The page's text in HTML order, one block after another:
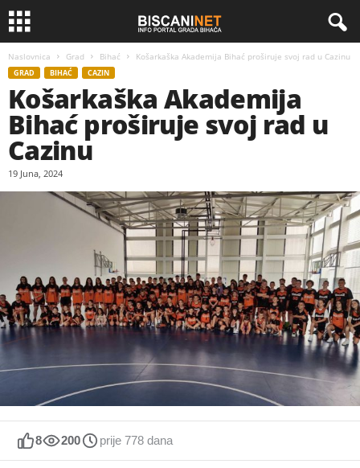
Naslovnica Grad Bihać Košarkaška Akademija Bihać proširuje svoj rad u Cazinu
GRAD BIHAĆ CAZIN
Košarkaška Akademija
Bihać proširuje svoj rad u
Cazinu
19 Juna, 2024
8 200 prije 778 dana